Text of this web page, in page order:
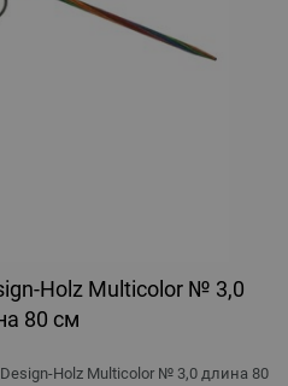
Holz Multicolor № 3,0
80 см
Holz Multicolor № 3,0 длина 80